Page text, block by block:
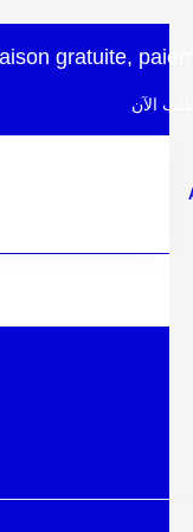
gratuite,
الآن